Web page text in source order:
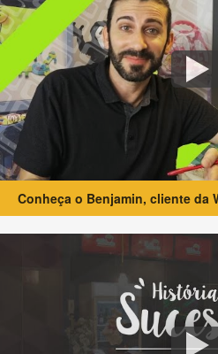
Conheça o Benjamin, cliente da